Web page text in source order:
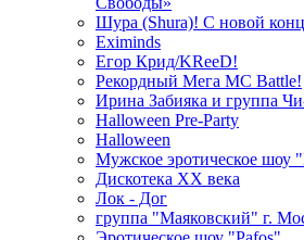
Шура (Shura)! С новой
Eximinds
Егор Крид/KReeD!
Рекордный Мега МС Battle!
Ирина Забияка и группа
Halloween Pre-Party
Halloween
Мужское эротическое шоу
Дискотека ХХ века
Лок - Дог
группа "Маяковский" г.